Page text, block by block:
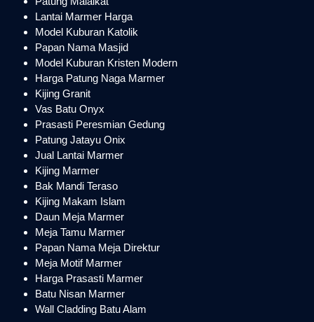
Lantai Marmer Harga
Model Kuburan Katolik
Papan Nama Masjid
Model Kuburan Kristen Modern
Harga Patung Naga Marmer
Kijing Granit
Vas Batu Onyx
Prasasti Peresmian Gedung
Patung Jatayu Onix
Jual Lantai Marmer
Kijing Marmer
Bak Mandi Teraso
Kijing Makam Islam
Daun Meja Marmer
Meja Tamu Marmer
Papan Nama Meja Direktur
Meja Motif Marmer
Harga Prasasti Marmer
Batu Nisan Marmer
Wall Cladding Batu Alam